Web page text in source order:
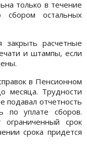
только в течение
сбором остальных
закрыть расчетные
и штампы, если
в Пенсионном
месяца. Трудности
подавал отчетность
по уплате сборов.
срок
срока придется